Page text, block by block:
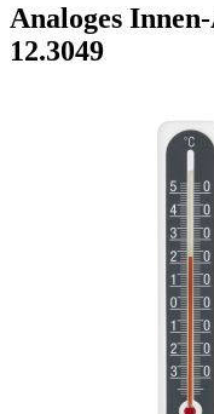
Analoges
12.3049